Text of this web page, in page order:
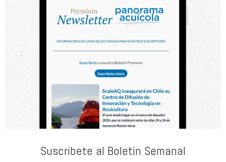
Suscribete al Boletín Semanal